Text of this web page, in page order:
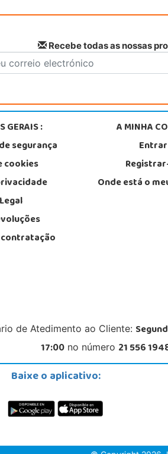
Recebe todas as nossas
GERAIS :
segurança
cookies
A MINHA
Entrar
Onde está o
de Atedimento ao Cliente:
17:00 no número 21 556
Baixe o aplicativo: